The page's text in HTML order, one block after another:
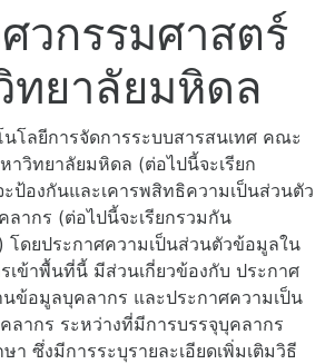
วกรรมศาสตร์
ทยาลัยมหิดล
โลยีการจัดการระบบสารสนเทศ คณะ
าวิทยาลัยมหิดล (ต่อไปนี้จะเรียก
ป้องกันและเคารพสิทธิความเป็นส่วนตัว
ลากร (ต่อไปนี้จะเรียกรวมกัน
โดยประกาศความเป็นส่วนตัวข้อมูลใน
เข้าพื้นที่นี้ มีส่วนเกี่ยวข้องกับ ประกาศ
ข้อมูลบุคลากร และประกาศความเป็น
ากร ระหว่างที่มีการบรรจุบุคลากร
า ซึ่งมีการระบุรายละเอียดเพิ่มเติมวิธี